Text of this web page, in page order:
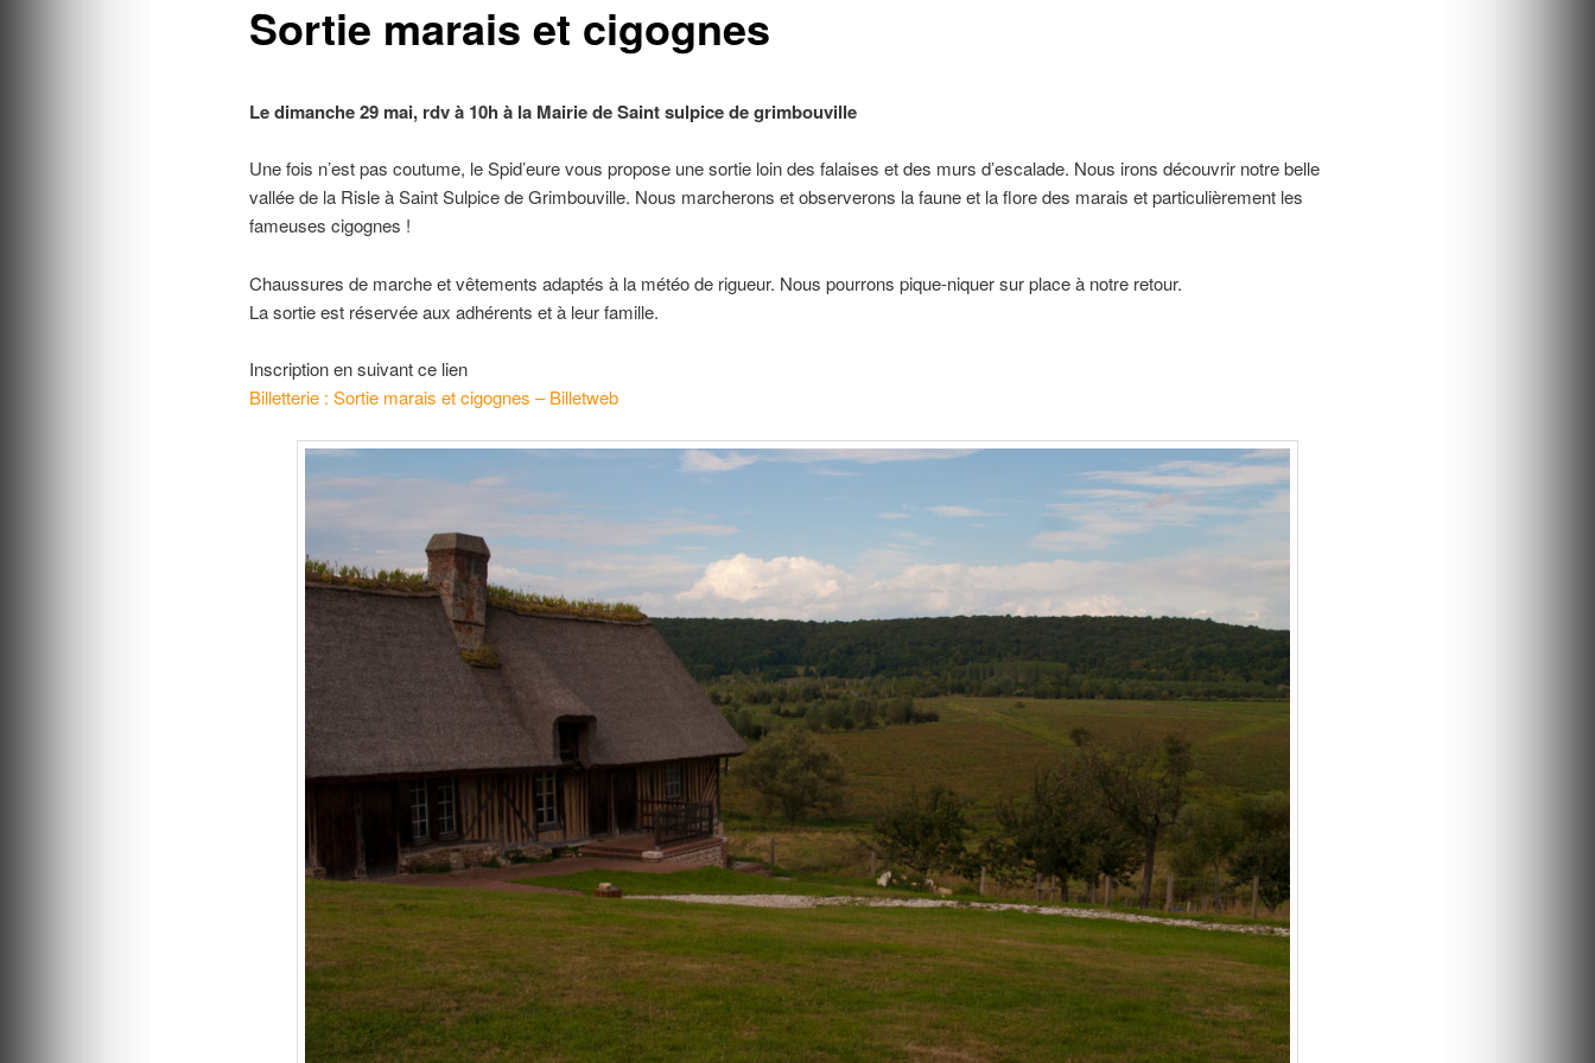
Sortie marais et cigognes
Le dimanche 29 mai, rdv à 10h à la Mairie de Saint sulpice de grimbouville
Une fois n’est pas coutume, le Spid’eure vous propose une sortie loin des falaises et des murs d’escalade. Nous irons découvrir notre belle
vallée de la Risle à Saint Sulpice de Grimbouville. Nous marcherons et observerons la faune et la flore des marais et particulièrement les
fameuses cigognes !
Chaussures de marche et vêtements adaptés à la météo de rigueur. Nous pourrons pique-niquer sur place à notre retour.
La sortie est réservée aux adhérents et à leur famille.
Inscription en suivant ce lien
Billetterie : Sortie marais et cigognes – Billetweb